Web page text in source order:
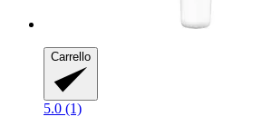
Carrello
5.0 (1)